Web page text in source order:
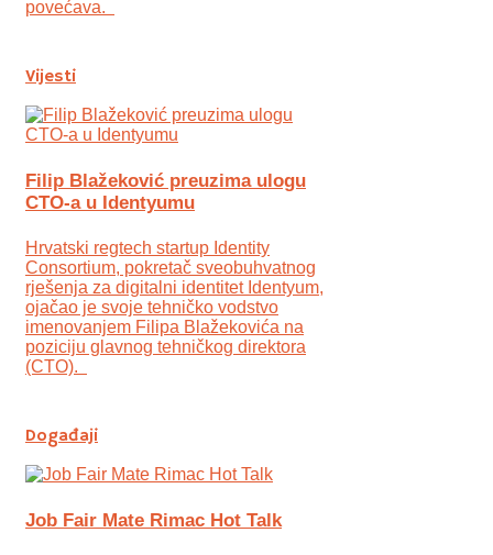
povećava.
Vijesti
Filip Blažeković preuzima ulogu
CTO-a u Identyumu
Hrvatski regtech startup Identity
Consortium, pokretač sveobuhvatnog
rješenja za digitalni identitet Identyum,
ojаčao je svoje tehničko vodstvo
imenovanjem Filipa Blažekovića na
poziciju glavnog tehničkog direktora
(CTO).
Događaji
Job Fair Mate Rimac Hot Talk